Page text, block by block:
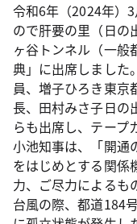
令和6年（2024年）
ので肝要の里（日の
ヶ谷トンネル（一般
典」に出席しました
員、増子ひろき東京
長、田村みさ子日の
らも出席し、テープ
小池知事は、「開通
をはじめとする関係
力、ご尽力によるも
台風の際、都道184